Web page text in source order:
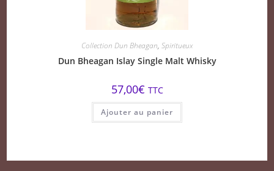
Collection Dun Bheagan, Spiritueux
Dun Bheagan Islay Single Malt Whisky
57,00€ TTC
Ajouter au panier